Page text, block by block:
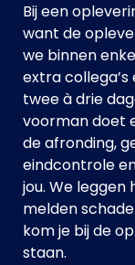
Bij een
want de
we binnen
extra
twee à drie
voorman doet
de afronding,
eindcontrole
jou. We
melden
kom je bij de
staan.